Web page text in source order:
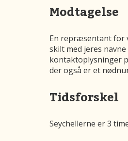
Modtagelse
En repræsentant for
skilt med jeres
kontaktoplysninger
der også er et
Tidsforskel
Seychellerne er 3